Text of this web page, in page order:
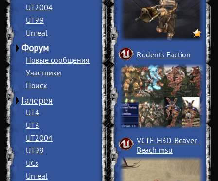
UT2004
UT99
Unreal
Форум
Новые сообщения
Участники
Поиск
Галерея
UT4
UT3
UT2004
UT99
UCs
Unreal
Rodents Faction
VCTF-H3D-Beaver ­
Beach msu